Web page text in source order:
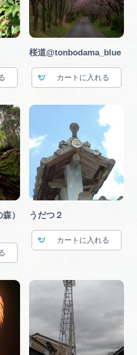
桜道@tonbodama_blue
カート
）
うだつ２
カート